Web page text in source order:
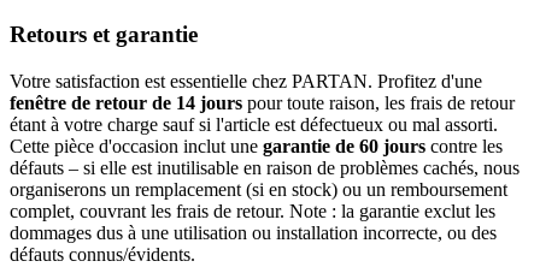
Retours et garantie
Votre satisfaction est essentielle chez PARTAN. Profitez d'une
fenêtre de retour de 14 jours pour toute raison, les frais de retour
étant à votre charge sauf si l'article est défectueux ou mal assorti.
Cette pièce d'occasion inclut une garantie de 60 jours contre les
défauts – si elle est inutilisable en raison de problèmes cachés, nous
organiserons un remplacement (si en stock) ou un remboursement
complet, couvrant les frais de retour. Note : la garantie exclut les
dommages dus à une utilisation ou installation incorrecte, ou des
défauts connus/évidents.